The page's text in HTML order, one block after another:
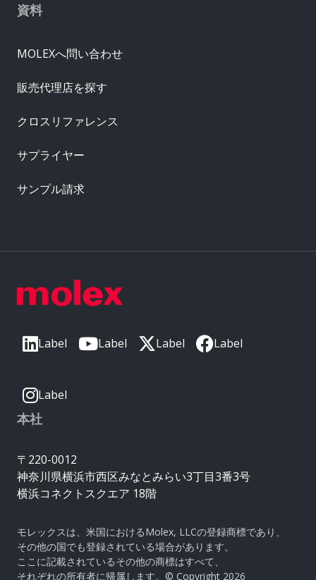
Label Label Label Label
Label
本社
〒220-0012
神奈川県横浜市西区みなとみらい3丁目3番3号
横浜コネクトスクエア 18階
モレックスは、米国におけるMolex, LLCの登録商標であり、
その他の国でも登録されている場合があります。
ここに記載されているその他の商標はすべて、
それぞれの所有者に帰属します。© Copyright 2026
資料
MOLEXへ問い合わせ
販売代理店を探す
クロスリファレンス
サプライヤー
サンプル請求